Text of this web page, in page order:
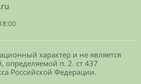
характер и не является
определяемой п. 2. ст 437
Российской Федерации.